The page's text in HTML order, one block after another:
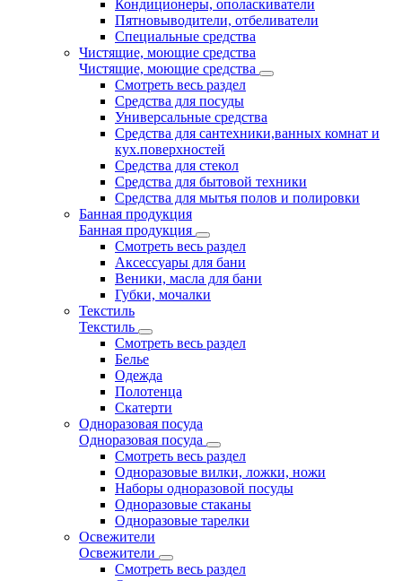
Кондиционеры, ополаскиватели
Пятновыводители, отбеливатели
Специальные средства
Чистящие, моющие средства
Чистящие, моющие средства
Смотреть весь раздел
Средства для посуды
Универсальные средства
Средства для сантехники,ванных комнат и
кух.поверхностей
Средства для стекол
Средства для бытовой техники
Средства для мытья полов и полировки
Банная продукция
Банная продукция
Смотреть весь раздел
Аксессуары для бани
Веники, масла для бани
Губки, мочалки
Текстиль
Текстиль
Смотреть весь раздел
Белье
Одежда
Полотенца
Скатерти
Одноразовая посуда
Одноразовая посуда
Смотреть весь раздел
Одноразовые вилки, ложки, ножи
Наборы одноразовой посуды
Одноразовые стаканы
Одноразовые тарелки
Освежители
Освежители
Смотреть весь раздел